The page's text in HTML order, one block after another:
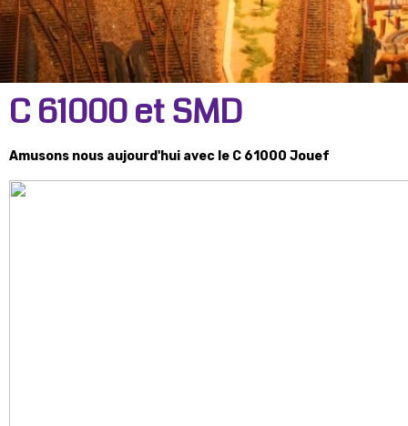
C 61000 et SMD
Amusons nous aujourd'hui avec le C 61000 Jouef